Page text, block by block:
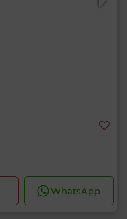
WhatsApp